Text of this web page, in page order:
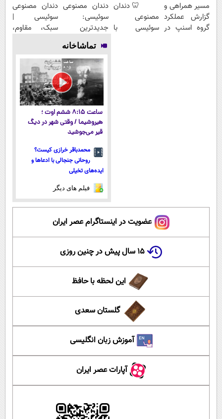
مسیر همراهی و
گزارش عملکرد
گروه اسنپ در
🦷 دندان
مصنوعی
سوئیسی با
دندان مصنوعی
سوئیسی:
جدیدترین
فناوری اروپا،
سبک و مقاوم |
پرداخت قسطی
دندان مصنوعی
سوئیسی |
سبک، مقاوم،
اقساطی😍
تماشاخانه
ساعت ۸:۱۵ ششم اوت ؛
هیروشیما / وقتی شهر در دیگ
قیر می‌جوشید
محمدباقر خرازی کیست؟
روحانی جنجالی با ادعاها و
ایده‌های تخیلی
فیلم های دیگر
عضویت در اینستاگرام عصر ایران
۱۵ سال پیش در چنین روزی
این لحظه با حافظ
گلستان سعدی
آموزش زبان انگلیسی
آپارات عصر ایران